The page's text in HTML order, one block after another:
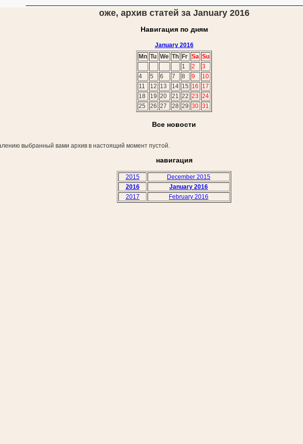
оже, архив статей за January 2016
Навигация по дням
January 2016
Mn Tu We Th Fr Sa Su
1
2
3
4
5 6 7 8 9
10
11
12 13 14 15 16
17
18
19 20 21 22 23 24
25
26 27 28 29 30 31
Все новости
выбранный вами архив в настоящий момент пустой.
навигация
2015
December 2015
2016
January 2016
2017
February 2016